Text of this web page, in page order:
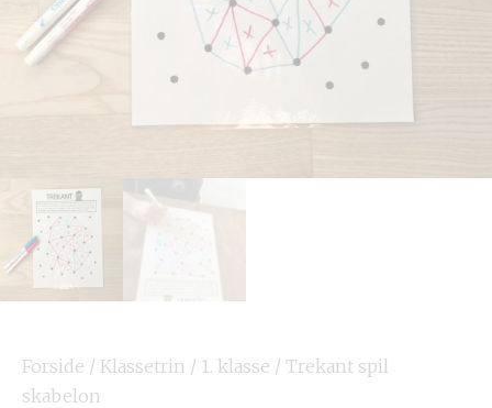
Forside / Klassetrin / 1. klasse / Trekant spil
skabelon